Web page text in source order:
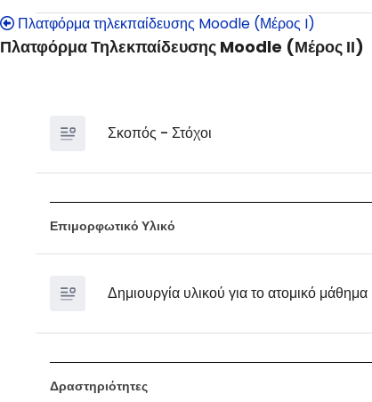
Πλατφόρμα τηλεκπαίδευσης Moodle (Μέρος I)
Πλατφόρμα Τηλεκπαίδευσης Moodle (Μέρος ΙΙ)
Σκοπός - Στόχοι
Επιμορφωτικό Υλικό
Δημιουργία υλικού για το ατομικό μάθημα
Δραστηριότητες